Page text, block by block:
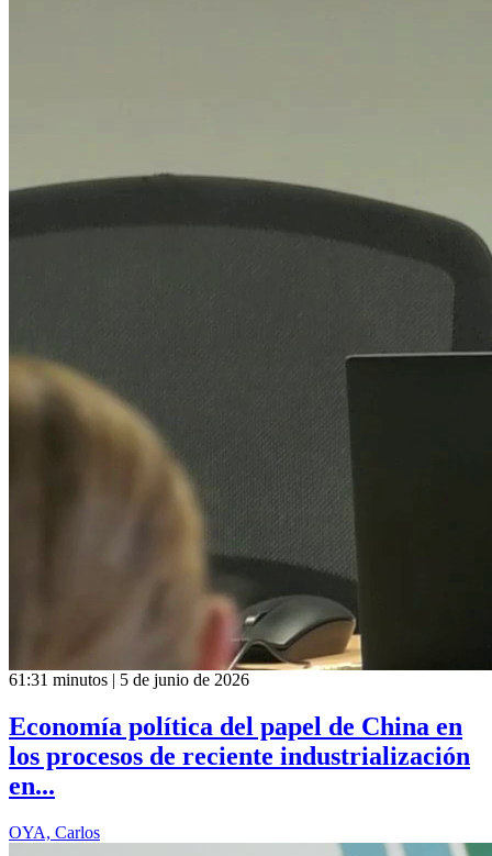
61:31 minutos | 5 de junio de 2026
Economía política del papel de China en
los procesos de reciente industrialización
en...
OYA, Carlos